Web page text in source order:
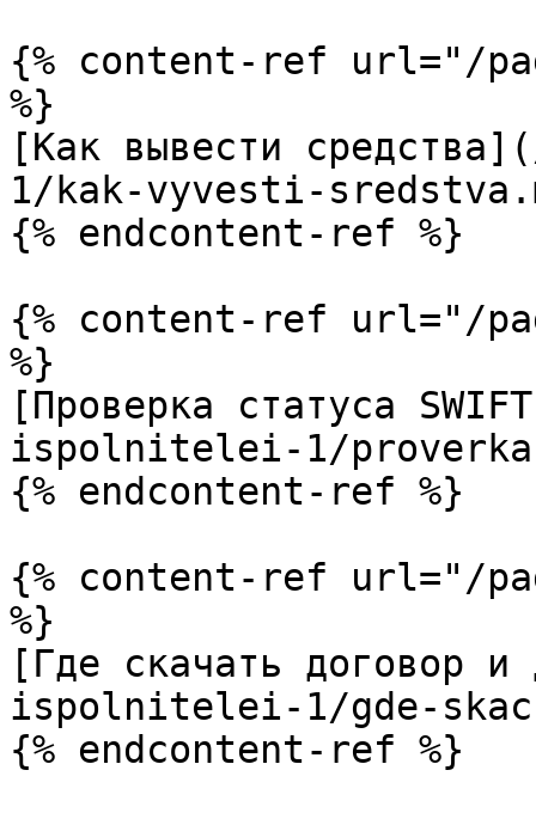
{% content-ref url="/
%}
[Как вывести
1/kak-vyvesti-
{% endcontent-ref %}
{% content-ref url="/
%}
[Проверка статуса
ispolnitelei-1/
{% endcontent-ref %}
{% content-ref url="/
%}
[Где скачать договор
ispolnitelei-1/gde-
{% endcontent-ref %}